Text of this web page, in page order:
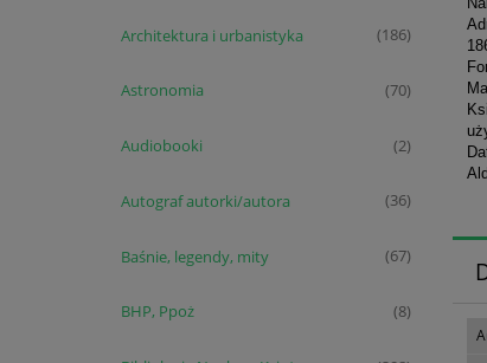
Architektura i urbanistyka (186)
Astronomia (70)
Audiobooki (2)
Autograf autorki/autora (36)
Baśnie, legendy, mity (67)
BHP, Ppoż (8)